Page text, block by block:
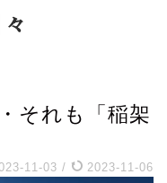
それも「稲架
11-03 / 2023-11-06